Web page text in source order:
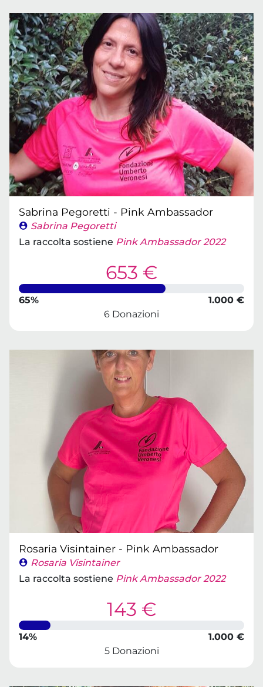
Sabrina Pegoretti - Pink Ambassador
Sabrina Pegoretti
La raccolta sostiene Pink Ambassador 2022
653 €
65%
1.000 €
6 Donazioni
Rosaria Visintainer - Pink Ambassador
Rosaria Visintainer
La raccolta sostiene Pink Ambassador 2022
143 €
14%
1.000 €
5 Donazioni